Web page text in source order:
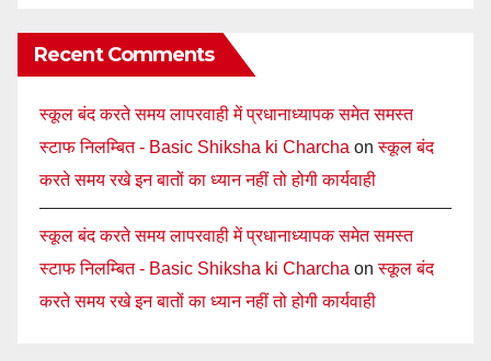
Recent Comments
स्कूल बंद करते समय लापरवाही में प्रधानाध्यापक समेत समस्त
स्टाफ निलम्बित - Basic Shiksha ki Charcha onस्कूल बंद
करते समय रखे इन बातों का ध्यान नहीं तो होगी कार्यवाही
स्कूल बंद करते समय लापरवाही में प्रधानाध्यापक समेत समस्त
स्टाफ निलम्बित - Basic Shiksha ki Charcha onस्कूल बंद
करते समय रखे इन बातों का ध्यान नहीं तो होगी कार्यवाही